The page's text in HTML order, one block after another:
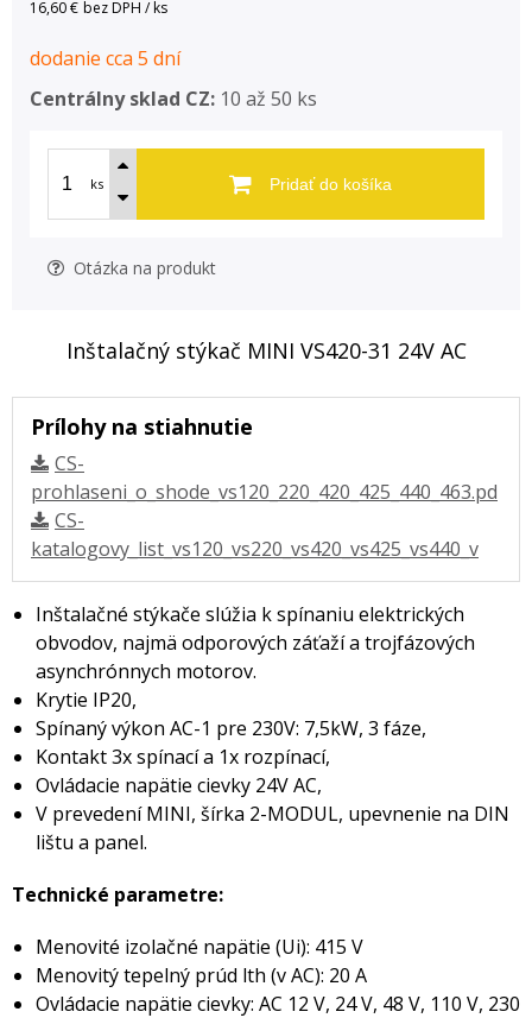
16,60 € bez DPH / ks
dodanie cca 5 dní
Centrálny sklad CZ: 10 až 50 ks
ks Pridať do košíka
Otázka na produkt
Inštalačný stýkač MINI VS420-31 24V AC
Prílohy na stiahnutie
CS-
prohlaseni_o_shode_vs120_220_420_425_440_463.pd
CS-
katalogovy_list_vs120_vs220_vs420_vs425_vs440_v
Inštalačné stýkače slúžia k spínaniu elektrických
obvodov, najmä odporových záťaží a trojfázových
asynchrónnych motorov.
Krytie IP20,
Spínaný výkon AC-1 pre 230V: 7,5kW, 3 fáze,
Kontakt 3x spínací a 1x rozpínací,
Ovládacie napätie cievky 24V AC,
V prevedení MINI, šírka 2-MODUL, upevnenie na DIN
lištu a panel.
Technické parametre:
Menovité izolačné napätie (Ui): 415 V
Menovitý tepelný prúd lth (v AC): 20 A
Ovládacie napätie cievky: AC 12 V, 24 V, 48 V, 110 V, 230